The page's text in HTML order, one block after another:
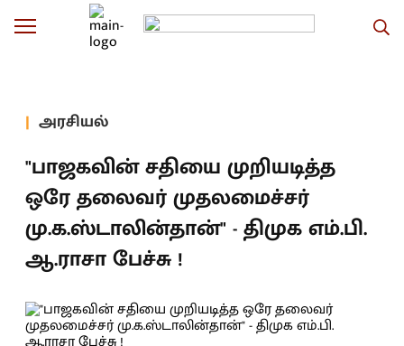
அரசியல்
"பாஜகவின் சதியை முறியடித்த
ஒரே தலைவர் முதலமைச்சர்
மு.க.ஸ்டாலின்தான்" - திமுக எம்.பி.
ஆ.ராசா பேச்சு !